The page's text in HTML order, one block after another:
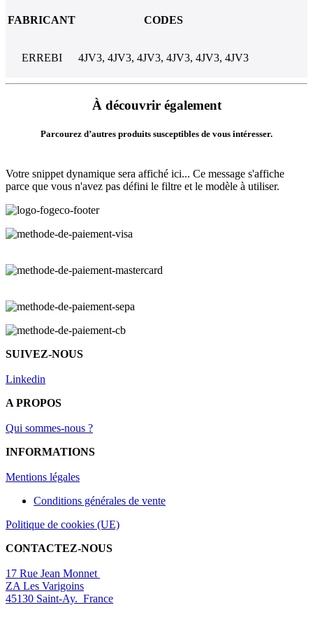
FABRICANT CODES
ERREBI 4JV3, 4JV3, 4JV3, 4JV3, 4JV3, 4JV3
À découvrir également
Parcourez d’autres produits susceptibles de vous intéresser.
Votre snippet dynamique sera affiché ici... Ce message s'affiche
parce que vous n'avez pas défini le filtre et le modèle à utiliser.
SUIVEZ-NOUS
Linkedin
A PROPOS
Qui sommes-nous ?
INFORMATIONS
Mentions légales
Conditions générales de vente
Politique de cookies (UE)
CONTACTEZ-NOUS
17 Rue Jean Monnet
ZA Les Varigoins
45130 Saint-Ay. France